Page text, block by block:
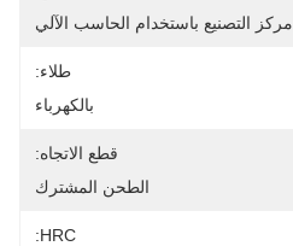
مركز التصنيع باستخدام الحاسب الآلي
طلاء:
بالكهرباء
قطع الاتجاه:
الطحن المشترك
HRC: